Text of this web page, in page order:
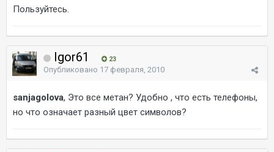
Пользуйтесь.
Igor61 23
Опубликовано 17 февраля, 2010
sanjagolova, Это все метан? Удобно , что есть телефоны,
но что означает разный цвет символов?